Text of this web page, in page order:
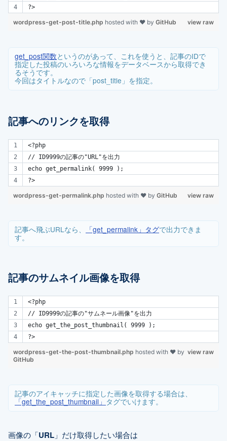
?>
view raw
wordpress-get-post-title.php hosted with ❤ by GitHub
get_post関数というのがあって、これを使うと、記事のIDで
指定した投稿のいろいろな情報をデータベースから取得でき
るそうです。
今回はタイトルなので「post_title」を指定。
記事へのリンクを取得
<?php
// ID9999の記事の"URL"を出力
echo get_permalink( 9999 );
?>
view raw
wordpress-get-permalink.php hosted with ❤ by GitHub
記事へ飛ぶURLなら、 「get_permalink」タグで出力できま
す。
記事のサムネイル画像を取得
<?php
// ID9999の記事の"サムネール画像"を出力
echo get_the_post_thumbnail( 9999 );
?>
view raw
wordpress-get-the-post-thumbnail.php hosted with ❤ by
GitHub
記事のアイキャッチに指定した画像を取得する場合は、
「get_the_post_thumbnail」 タグでいけます。
画像の「URL 」だけ取得したい場合は